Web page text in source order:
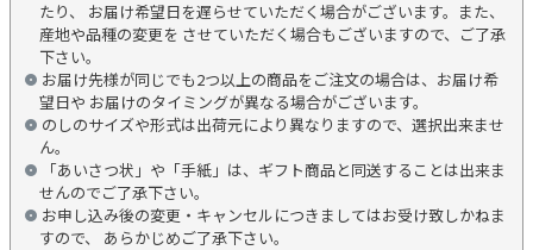
たり、 お届け希望日を遅らせていただく場合がございます。また、
産地や品種の変更を させていただく場合もございますので、ご了承
下さい。
お届け先様が同じでも2つ以上の商品をご注文の場合は、お届け希
望日や お届けのタイミングが異なる場合がございます。
のしのサイズや形式は出荷元により異なりますので、選択出来ませ
ん。
「あいさつ状」や「手紙」は、ギフト商品と同送することは出来ま
せんのでご了承下さい。
お申し込み後の変更・キャンセルにつきましてはお受け致しかねま
すので、 あらかじめご了承下さい。